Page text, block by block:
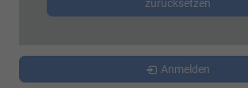
zurücksetzen
Anmelden